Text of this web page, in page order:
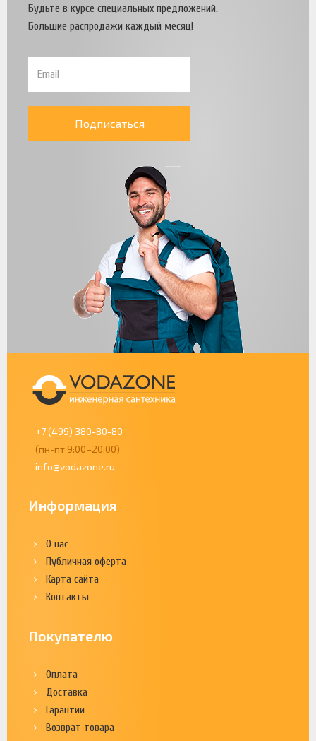
Будьте в курсе специальных предложений.
Большие распродажи каждый месяц!
Подписаться
+7 (499) 380-80-80
(пн-пт 9:00–20:00)
info@vodazone.ru
Информация
О нас
Публичная оферта
Карта сайта
Контакты
Покупателю
Оплата
Доставка
Гарантии
Возврат товара